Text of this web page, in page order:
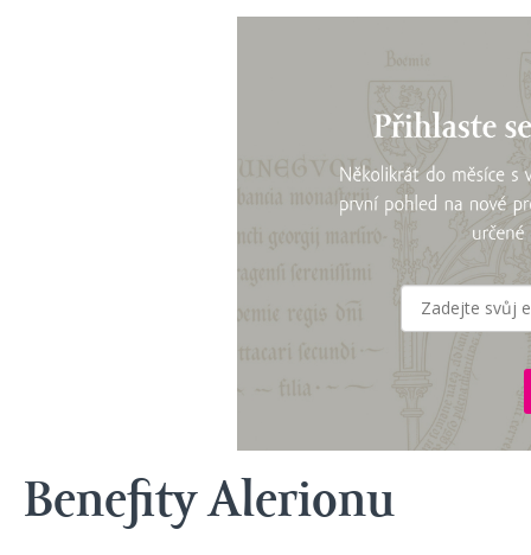
Benefity Alerionu